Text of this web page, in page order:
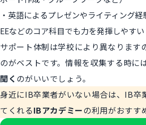
英語によるプレゼンやライティング
EEなどのコア科目でも力を発揮しやすい
サポート体制は学校により異なります
のがベストです。情報を収集する時には
聞く のがいいでしょう。
身近にIB卒業者がいない場合は、IB卒
てくれるIBアカデミーの利用がおすす